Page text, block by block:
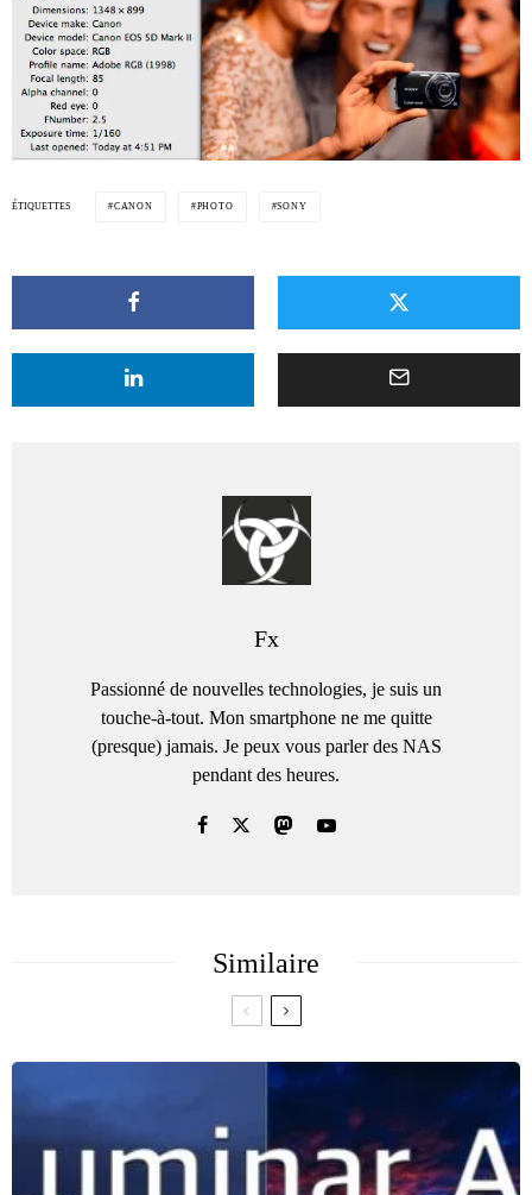
ÉTIQUETTES CANON PHOTO SONY
Fx
Passionné de nouvelles technologies, je suis un
touche-à-tout. Mon smartphone ne me quitte
(presque) jamais. Je peux vous parler des NAS
pendant des heures.
Similaire